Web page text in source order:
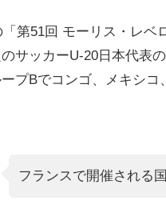
第51回 モーリス・レベ
サッカーU-20日本代表
プBでコンゴ、メキシコ
フランスで開催される